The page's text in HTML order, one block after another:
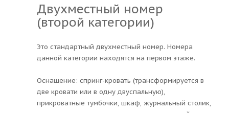
Двухместный номер
(второй категории)
Это стандартный двухместный номер. Номера
данной категории находятся на первом этаже.
Оснащение: спринг-кровать (трансформируется в
две кровати или в одну двуспальную),
прикроватные тумбочки, шкаф, журнальный столик,